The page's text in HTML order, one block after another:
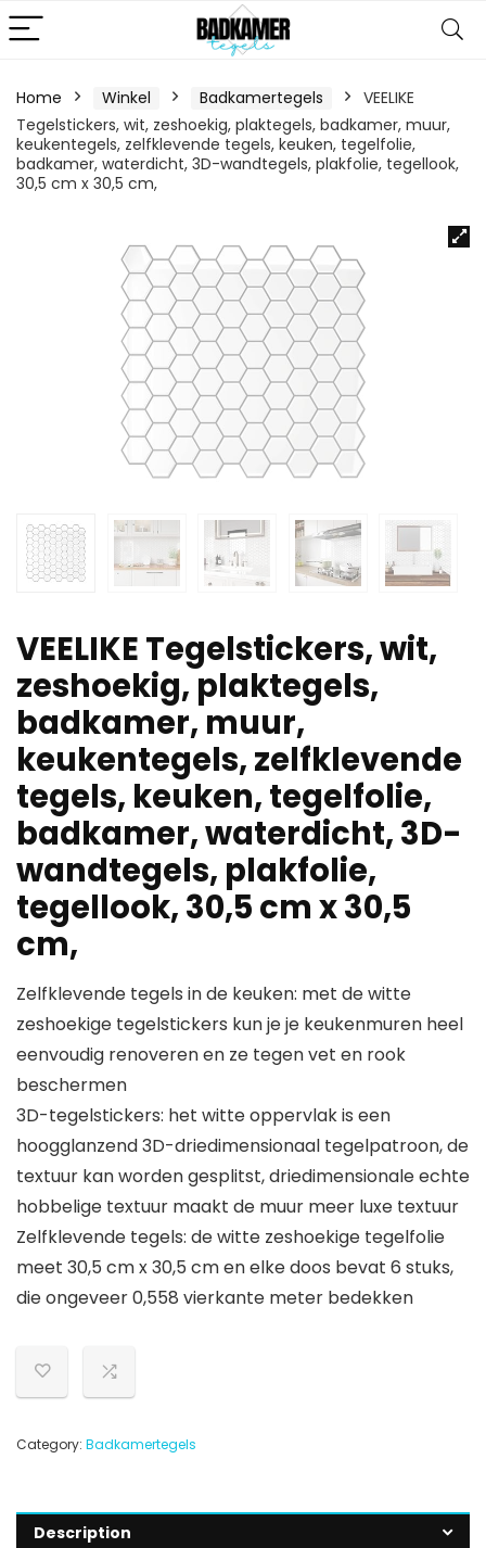
Home Winkel Badkamertegels
VEELIKE
Tegelstickers, wit, zeshoekig, plaktegels, badkamer, muur,
keukentegels, zelfklevende tegels, keuken, tegelfolie,
badkamer, waterdicht, 3D-wandtegels, plakfolie, tegellook,
30,5 cm x 30,5 cm,
VEELIKE Tegelstickers, wit,
zeshoekig, plaktegels,
badkamer, muur,
keukentegels, zelfklevende
tegels, keuken, tegelfolie,
badkamer, waterdicht, 3D-
wandtegels, plakfolie,
tegellook, 30,5 cm x 30,5
cm,
Zelfklevende tegels in de keuken: met de witte
zeshoekige tegelstickers kun je je keukenmuren heel
eenvoudig renoveren en ze tegen vet en rook
beschermen
3D-tegelstickers: het witte oppervlak is een
hoogglanzend 3D-driedimensionaal tegelpatroon, de
textuur kan worden gesplitst, driedimensionale echte
hobbelige textuur maakt de muur meer luxe textuur
Zelfklevende tegels: de witte zeshoekige tegelfolie
meet 30,5 cm x 30,5 cm en elke doos bevat 6 stuks,
die ongeveer 0,558 vierkante meter bedekken
Category: Badkamertegels
Description